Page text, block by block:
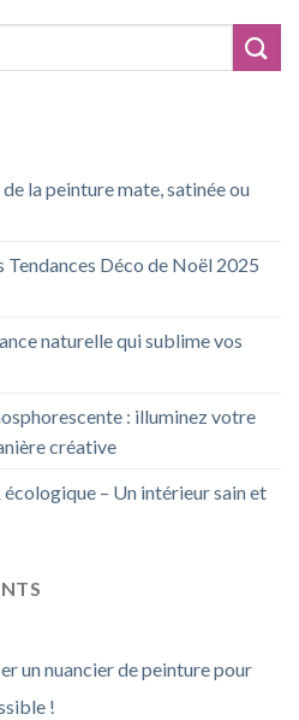
la peinture mate, satinée ou
Tendances Déco de Noël 2025
naturelle qui sublime vos
: illuminez votre
créative
– Un intérieur sain et
un nuancier de peinture pour
!